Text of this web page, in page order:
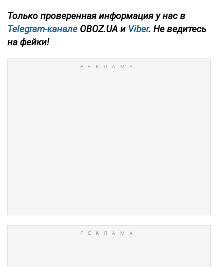
Только проверенная информация у нас в
Telegram-канале OBOZ.UA и Viber. Не ведитесь
на фейки!